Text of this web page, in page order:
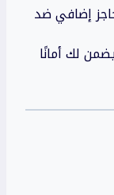
إضافي ضد
لك أمانًا